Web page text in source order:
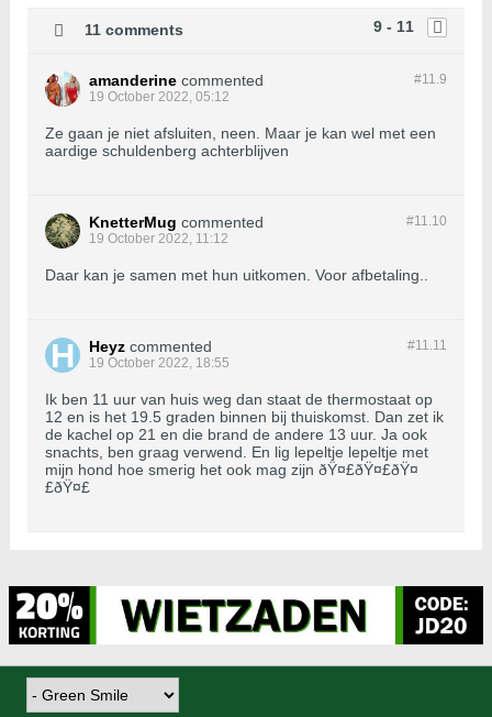
9 - 11
11 comments
#11.9
amanderine commented
19 October 2022, 05:12
Ze gaan je niet afsluiten, neen. Maar je kan wel met een
aardige schuldenberg achterblijven
#11.10
KnetterMug commented
19 October 2022, 11:12
Daar kan je samen met hun uitkomen. Voor afbetaling..
#11.11
Heyz commented
19 October 2022, 18:55
Ik ben 11 uur van huis weg dan staat de thermostaat op
12 en is het 19.5 graden binnen bij thuiskomst. Dan zet ik
de kachel op 21 en die brand de andere 13 uur. Ja ook
snachts, ben graag verwend. En lig lepeltje lepeltje met
mijn hond hoe smerig het ook mag zijn ðŸ¤£ðŸ¤£ðŸ¤
£ðŸ¤£